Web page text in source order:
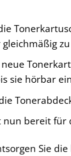
neue
sie hörbar
bereit für
Sie die